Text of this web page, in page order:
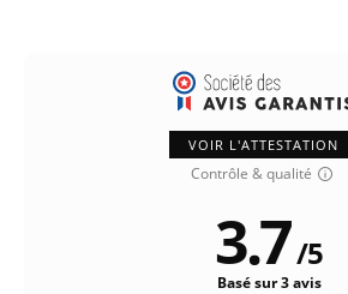
VOIR L'ATTESTATION
Contrôle & qualité
3.7/5
Basé sur 3 avis